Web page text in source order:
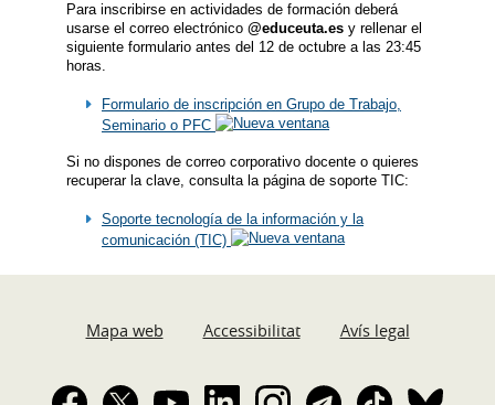
Para inscribirse en actividades de formación deberá
usarse el correo electrónico @educeuta.es y rellenar el
siguiente formulario antes del 12 de octubre a las 23:45
horas.
Formulario de inscripción en Grupo de Trabajo,
Seminario o PFC
Si no dispones de correo corporativo docente o quieres
recuperar la clave, consulta la página de soporte TIC:
Soporte tecnología de la información y la
comunicación (TIC)
Mapa web Accessibilitat Avís legal